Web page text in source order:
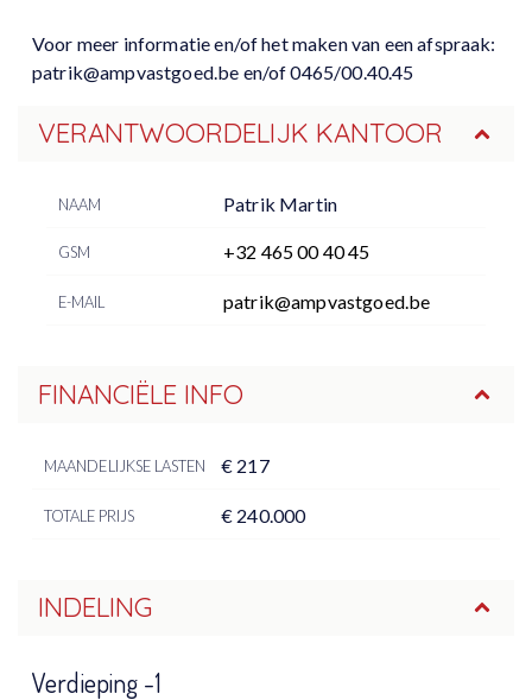
Voor meer informatie en/of het maken van een afspraak:
patrik@ampvastgoed.be en/of 0465/00.40.45
VERANTWOORDELIJK KANTOOR
NAAM Patrik Martin
GSM +32 465 00 40 45
E-MAIL patrik@ampvastgoed.be
FINANCIËLE INFO
MAANDELIJKSE LASTEN € 217
TOTALE PRIJS € 240.000
INDELING
Verdieping -1